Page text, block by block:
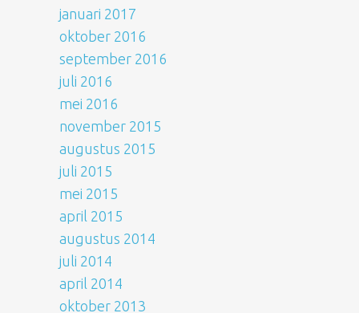
januari 2017
oktober 2016
september 2016
juli 2016
mei 2016
november 2015
augustus 2015
juli 2015
mei 2015
april 2015
augustus 2014
juli 2014
april 2014
oktober 2013